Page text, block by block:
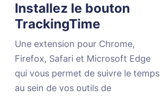
Installez le bouton
TrackingTime
Une extension pour Chrome,
Firefox, Safari et Microsoft Edge
qui vous permet de suivre le temps
au sein de vos outils de